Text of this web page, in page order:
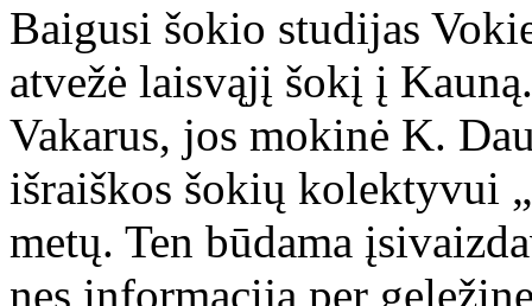
Baigusi šokio studijas
atvežė laisvąjį šokį į
Vakarus, jos mokinė K.
išraiškos šokių kolektyvui
metų. Ten būdama
nes informacija per